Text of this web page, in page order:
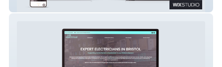
DFA PSYCHOLOGY